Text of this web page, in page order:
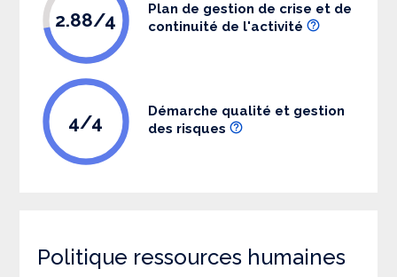
2.88/4
Plan de gestion de crise et de
continuité de l'activité
4/4
Démarche qualité et gestion
des risques
Politique ressources humaines